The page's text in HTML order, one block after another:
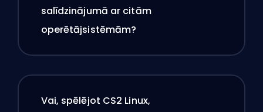
salīdzinājumā ar citām
operētājsistēmām?
Vai, spēlējot CS2 Linux,